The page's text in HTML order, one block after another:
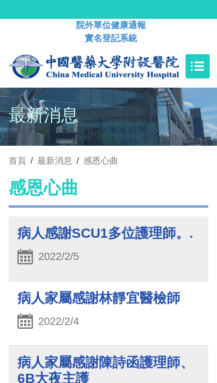
院外單位健康通報
實名登記系統
最新消息
首頁 / 最新消息 / 感恩心曲
感恩心曲
病人感謝SCU1多位護理師。.
2022/2/5
病人家屬感謝林靜宜醫檢師
2022/2/4
病人家屬感謝陳詩函護理師、
6B大夜主護